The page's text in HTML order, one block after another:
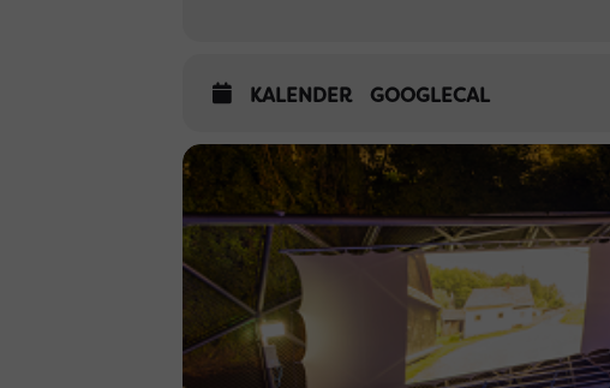
KALENDER GOOGLECAL